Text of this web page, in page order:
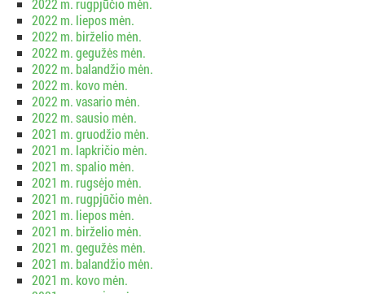
2022 m. rugpjūčio mėn.
2022 m. liepos mėn.
2022 m. birželio mėn.
2022 m. gegužės mėn.
2022 m. balandžio mėn.
2022 m. kovo mėn.
2022 m. vasario mėn.
2022 m. sausio mėn.
2021 m. gruodžio mėn.
2021 m. lapkričio mėn.
2021 m. spalio mėn.
2021 m. rugsėjo mėn.
2021 m. rugpjūčio mėn.
2021 m. liepos mėn.
2021 m. birželio mėn.
2021 m. gegužės mėn.
2021 m. balandžio mėn.
2021 m. kovo mėn.